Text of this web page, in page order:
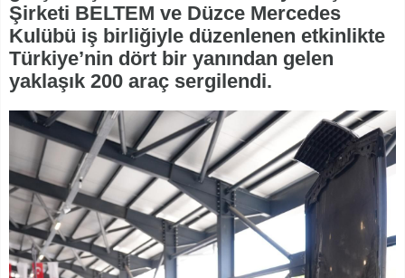
Şirketi BELTEM ve Düzce Mercedes
Kulübü iş birliğiyle düzenlenen etkinlikte
Türkiye’nin dört bir yanından gelen
yaklaşık 200 araç sergilendi.